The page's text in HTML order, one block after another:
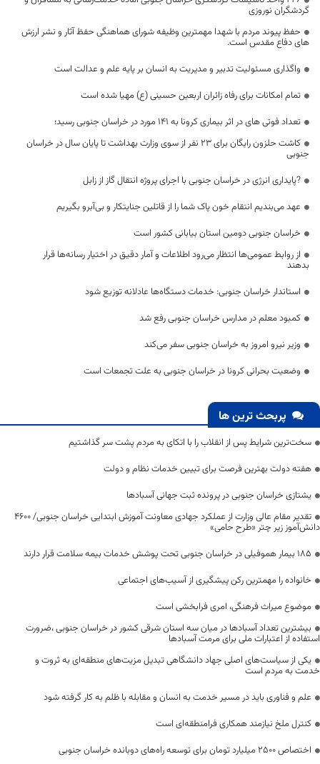
گردشگران نوروزی
حفظ پیوند مردم با شهدا مهمترین وظیفه شورای هماهنگی حفظ آثار و نشر ارزش
های دفاع مقدس است.
واگذاری مسئولیت تدبیر و مدیریت به انسان بر پایه علم و عدالت است
تمام امکانات برای رفاه زائران اربعین حسینی (ع) مهیا شده است
تعداد فوتی های در اثر بیماری کرونا به 141 مورد در خراسان جنوبی رسید؛
کاشت حلزون رایگان برای ۲۳ نفر از سوی وزارت بهداشت تا پایان سال در خراسان
جنوبی
?پایداری انرژی در خراسان جنوبی با اجرای پروژه انتقال گاز از زابل
عهد می‌بندیم انتقام خون پاک شما را از قاتلین جنایتکار و بی‌آبرو بگیریم
خراسان جنوبی دومین استان بیابانی کشور است
از روابط عمومی‌ها انتظار می‌رود اطلاعات و آمار دقیق در اختیار رسانه‌ها قرار
بدهند
استاندار خراسان جنوبی: خدمات دستگاه‌ها عادلانه توزیع شود
کمبود معلم در مدارس خراسان جنوبی رفع شد
وزیر نیرو امروز به خراسان جنوبی سفر می‌کند
وضعیت بحرانی کرونا در خراسان جنوبی به علت تجمعات است
پربحث ترین ها
سخت‌ترین شرایط پس از انقلاب را با اتکای به مردم پشت سر گذاشتیم
هفته دولت بهترین فرصت برای تبیین خدمات نظام و دولت
یشتازی خراسان جنوبی در پرونده ثبت جهانی آسبادها
تقدیر مقام عالی وزارت از عملکرد جهادی معاونت آموزش ابتدایی خراسان جنوبی/ ۴۶۰۰
دانش‌آموز زیر چتر «طرح حامی»
۱۸۵ بیمار هموفیلی در خراسان جنوبی تحت پوشش خدمات بیمه سلامت قرار دارند
خانواده را مهمترین رکن پیشگیری از آسیب‌های اجتماعی
موضوع میراث فرهنگی، امری فرابخشی است
بیشترین تعداد آسبادها در میان سه استان شرقی کشور در خراسان جنوبی ،ضرورت
استفاده از اعتبارات ملی برای مرمت آسبادها
یکی از سیاست‌های اصلی جهاد دانشگاهی تبدیل مزیت‌های منطقه‌ای به ثروت و
خدمت به مردم است
علم و فناوری باید در مسیر خدمت به انسان و مقابله با ظلم به کار گرفته شود
کنترل ملخ نیازمند همکاری فرامنطقه‌ای است
اختصاص 2500 میلیارد تومان برای توسعه راه‌های دوبانده خراسان جنوبی